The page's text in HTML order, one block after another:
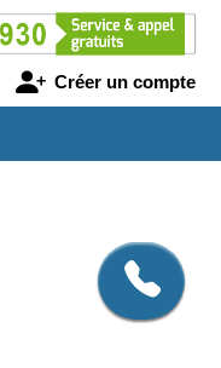
Créer un compte